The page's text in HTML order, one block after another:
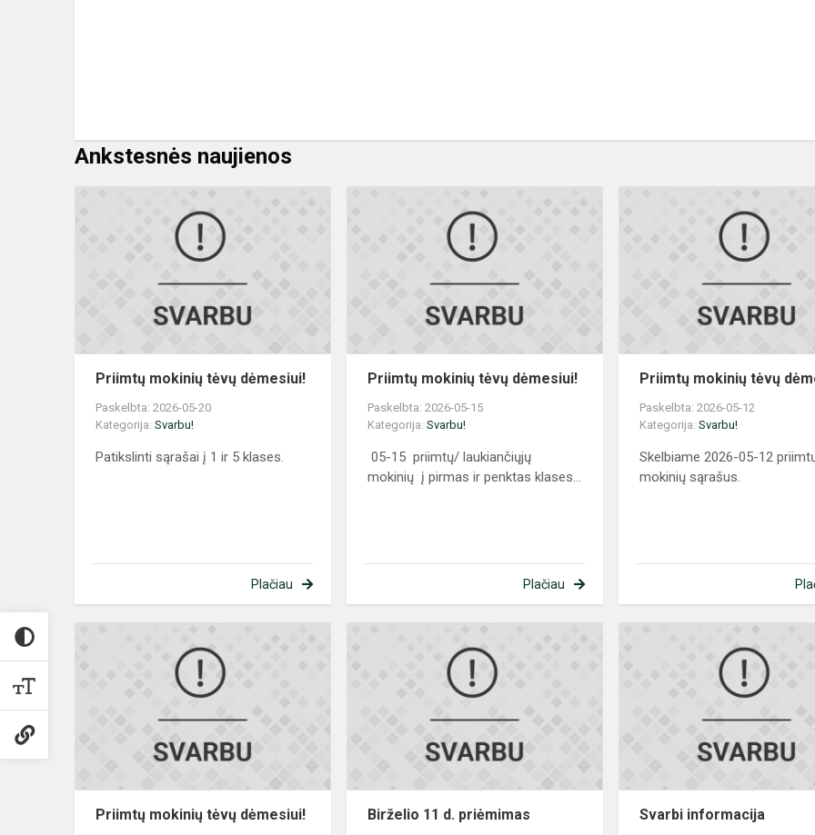
Ankstesnės naujienos
Priimtų mokinių tėvų dėmesiui!
Paskelbta: 2026-05-20
Kategorija: Svarbu!
Patikslinti sąrašai į 1 ir 5 klases.
Plačiau
Priimtų mokinių tėvų dėmesiui!
Paskelbta: 2026-05-15
Kategorija:Svarbu!
05-15 priimtų/ laukiančiųjų
mokinių į pirmas ir penktas klases...
Plačiau
Priimtų mokinių tėvų
Paskelbta: 2026-05-12
Kategorija:Svarbu!
Skelbiame 2026-05-12
mokinių sąrašus.
Priimtų mokinių tėvų dėmesiui! Birželio 11 d. priėmimas Svarbi informacija